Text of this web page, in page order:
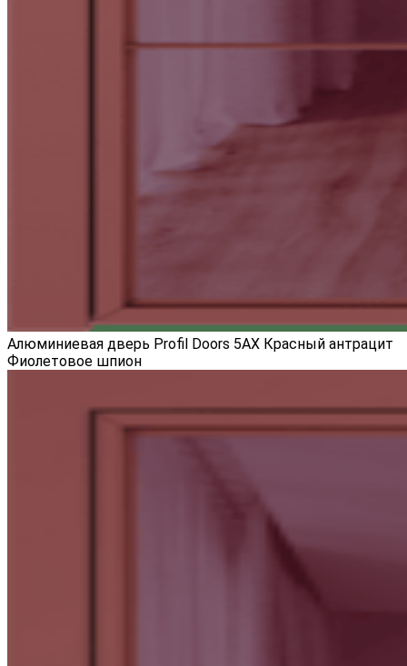
Алюминиевая дверь Profil Doors 5AX Красный антрацит
Фиолетовое шпион